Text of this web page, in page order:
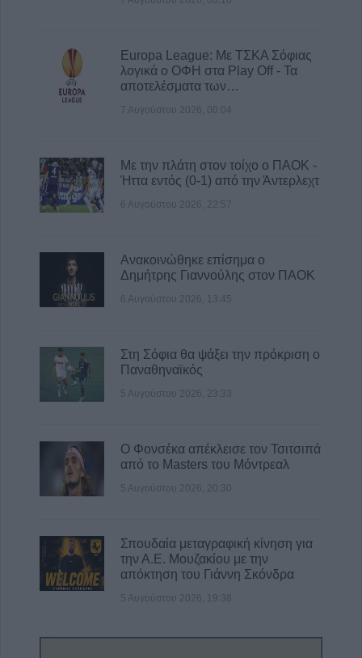
Europa League: Με ΤΣΚΑ Σόφιας
λογικά ο ΟΦΗ στα Play Off - Τα
αποτελέσματα των…
7 Αυγούστου 2026, 00:04
Με την πλάτη στον τοίχο ο ΠΑΟΚ -
Ήττα εντός (0-1) από την Άντερλεχτ
6 Αυγούστου 2026, 22:57
Ανακοινώθηκε επίσημα ο
Δημήτρης Γιαννούλης στον ΠΑΟΚ
6 Αυγούστου 2026, 13:45
Στη Σόφια θα ψάξει την πρόκριση ο
Παναθηναϊκός
5 Αυγούστου 2026, 23:33
Ο Φονσέκα απέκλεισε τον Τσιτσιπά
από το Masters του Μόντρεαλ
5 Αυγούστου 2026, 20:30
Σπουδαία μεταγραφική κίνηση για
την Α.Ε. Μουζακίου με την
απόκτηση του Γιάννη Σκόνδρα
5 Αυγούστου 2026, 19:38